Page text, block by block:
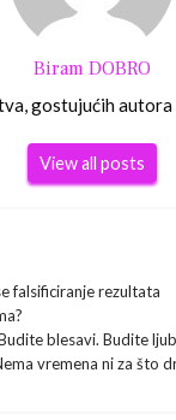
Biram DOBRO
gostujućih
View all posts
falsificiranje rezultata
blesavi. Budite
vremena ni za što